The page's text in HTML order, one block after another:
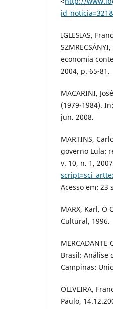
IGLESIAS,
economia
2004, p. 65-81.
MACARINI,
(1979-1984).
jun. 2008.
MARTINS,
governo Lula:
v. 10, n. 1,
Acesso em: 23
MARX, Karl. O
Cultural, 1996.
Brasil: Análise
Campinas:
OLIVEIRA,
Paulo,